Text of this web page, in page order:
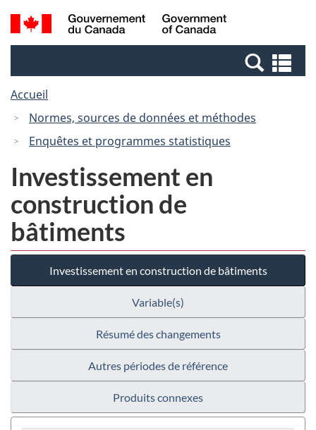
Passer
au
Passer
à
Canada
Recherche
et
et
Accueil
Normes, sources de données et méthodes
Enquêtes et programmes statistiques
Investissement en
construction de
bâtiments
Investissement en construction de bâtiments
Variable(s)
Résumé des changements
Autres périodes de référence
Produits connexes